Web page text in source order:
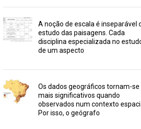
A noção de escala é inseparável
estudo das paisagens. Cada
disciplina especializada no
de um aspecto
Os dados geográficos tornam-se
mais significativos quando
observados num contexto
Por isso, o geógrafo